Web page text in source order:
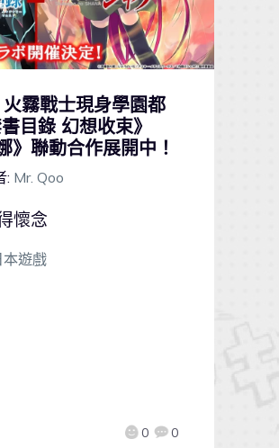
火霧戰士現身學園都
目錄 幻想收束》
》聯動合作展開中！
: Mr. Qoo
0 0
懷念
本遊戲